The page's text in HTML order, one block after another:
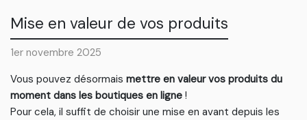
Mise en valeur de vos produits
1er novembre 2025
Vous pouvez désormais mettre en valeur vos produits du
moment dans les boutiques en ligne !
Pour cela, il suffit de choisir une mise en avant depuis les